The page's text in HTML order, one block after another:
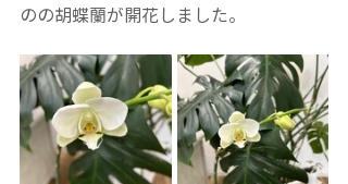
のの胡蝶蘭が開花しました。